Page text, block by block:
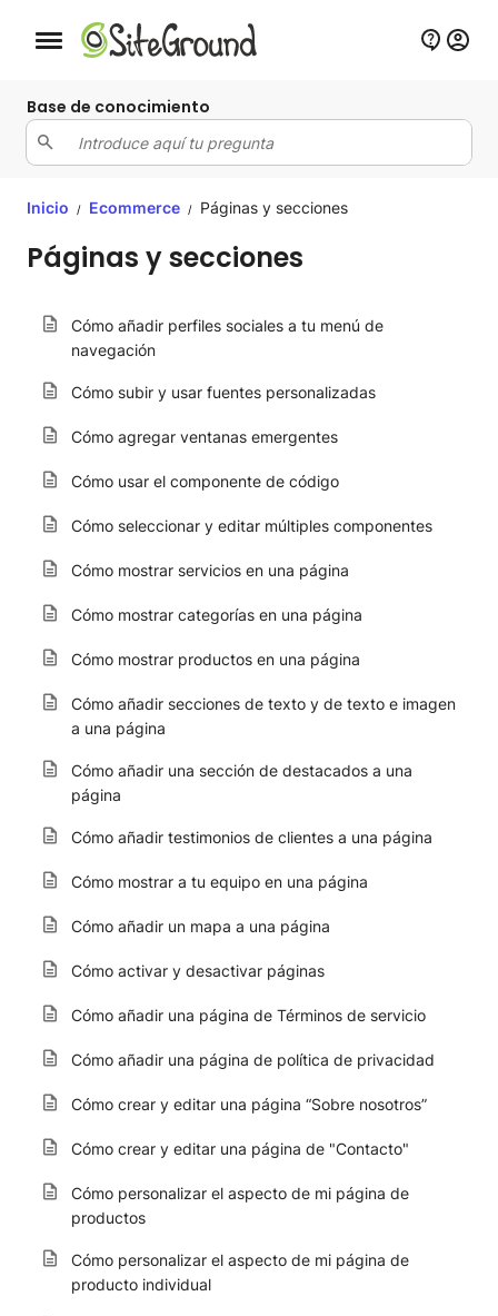
Botón de navegación móvil
Base de conocimiento
Inicio / Ecommerce / Páginas y secciones
Páginas y secciones
Cómo añadir perfiles sociales a tu menú de
navegación
Cómo subir y usar fuentes personalizadas
Cómo agregar ventanas emergentes
Cómo usar el componente de código
Cómo seleccionar y editar múltiples componentes
Cómo mostrar servicios en una página
Cómo mostrar categorías en una página
Cómo mostrar productos en una página
Cómo añadir secciones de texto y de texto e imagen
a una página
Cómo añadir una sección de destacados a una
página
Cómo añadir testimonios de clientes a una página
Cómo mostrar a tu equipo en una página
Cómo añadir un mapa a una página
Cómo activar y desactivar páginas
Cómo añadir una página de Términos de servicio
Cómo añadir una página de política de privacidad
Cómo crear y editar una página “Sobre nosotros”
Cómo crear y editar una página de "Contacto"
Cómo personalizar el aspecto de mi página de
productos
Cómo personalizar el aspecto de mi página de
producto individual